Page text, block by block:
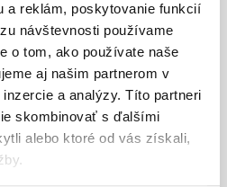
a reklám, poskytovanie funkcií
návštevnosti používame
o tom, ako používate naše
aj našim partnerom v
a analýzy. Títo partneri
skombinovať s ďalšími
alebo ktoré od vás získali,
€
kusov zaradených do